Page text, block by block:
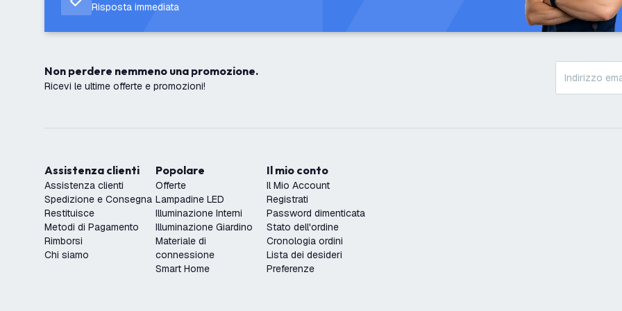
Risposta immediata
Non perdere nemmeno una promozione.
Ricevi le ultime offerte e promozioni!
Assistenza clienti
Assistenza clienti
Spedizione e Consegna
Restituisce
Metodi di Pagamento
Rimborsi
Chi siamo
Popolare
Offerte
Lampadine LED
Illuminazione Interni
Illuminazione Giardino
Materiale di
connessione
Smart Home
Il mio conto
Il Mio Account
Registrati
Password dimenticata
Stato dell'ordine
Cronologia ordini
Lista dei desideri
Preferenze